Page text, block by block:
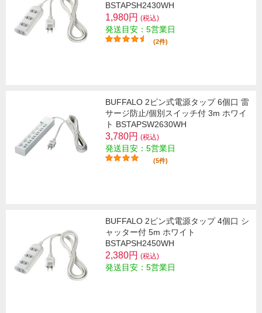
BSTAPSH2430WH
1,980円 (税込)
発送目安：5営業日
(2件)
BUFFALO 2ピン式電源タップ 6個口 雷
サージ防止/個別スイッチ付 3m ホワイ
ト BSTAPSW2630WH
3,780円 (税込)
発送目安：5営業日
(5件)
BUFFALO 2ピン式電源タップ 4個口 シ
ャッター付 5m ホワイト
BSTAPSH2450WH
2,380円 (税込)
発送目安：5営業日